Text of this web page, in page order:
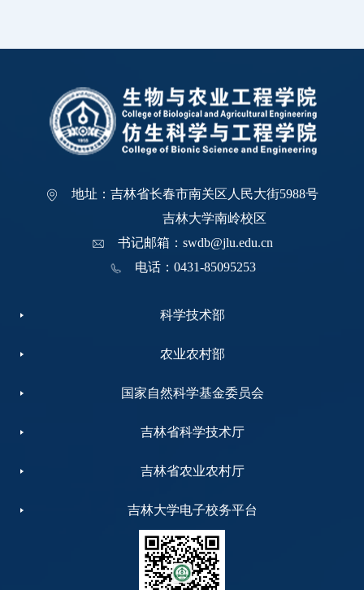
地址：吉林省长春市南关区人民大街5988号
吉林大学南岭校区
书记邮箱：swdb@jlu.edu.cn
电话：0431-85095253
科学技术部
农业农村部
国家自然科学基金委员会
吉林省科学技术厅
吉林省农业农村厅
吉林大学电子校务平台